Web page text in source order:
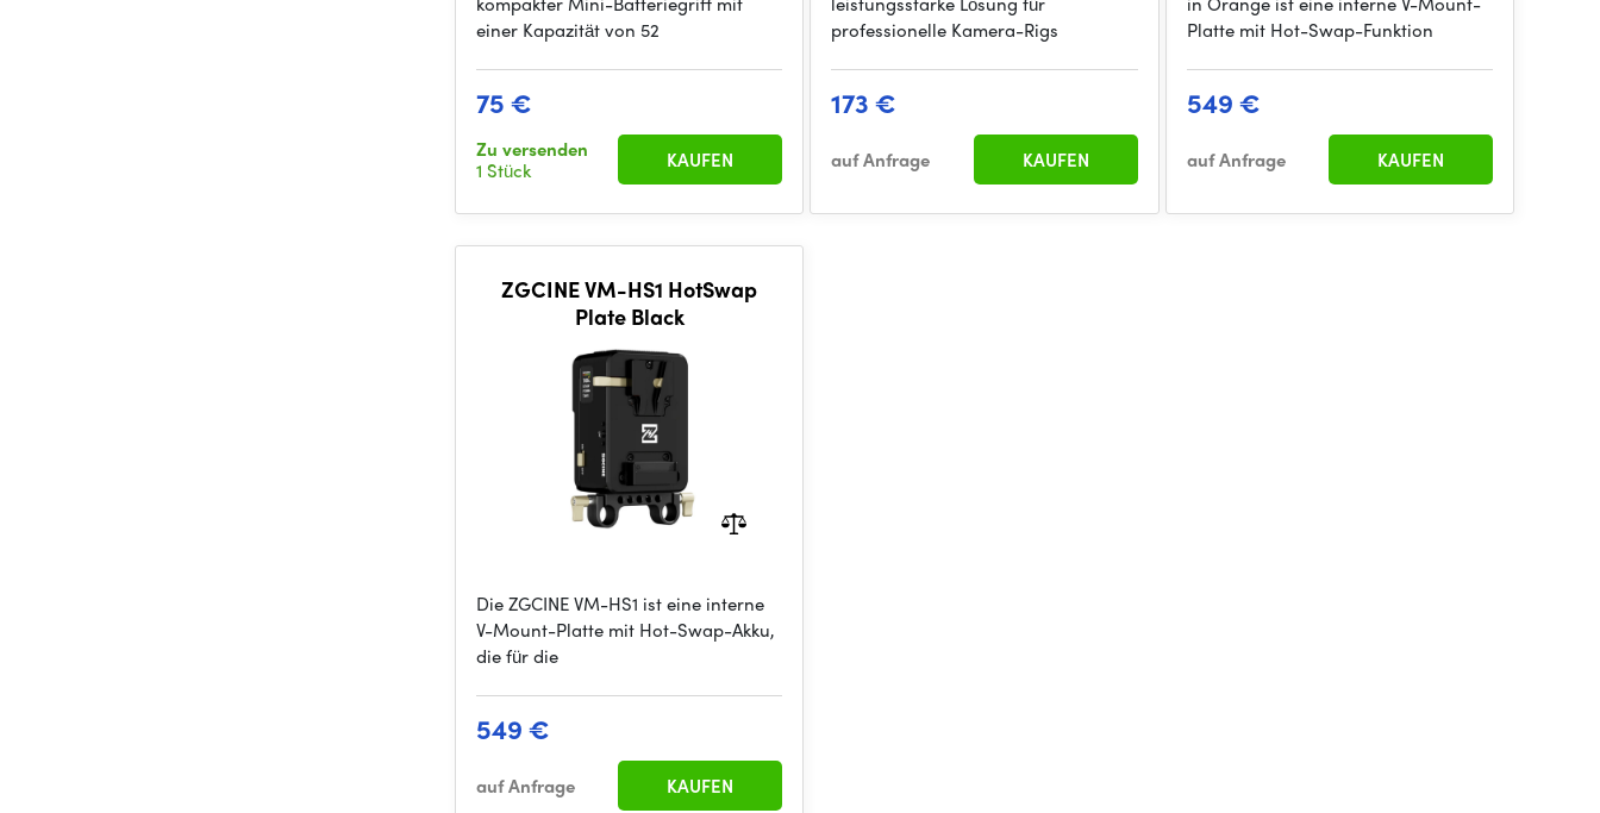
einer Kapazität von 52
75 €
Zu versenden
1 Stück
KAUFEN
professionelle Kamera-Rigs
173 €
auf Anfrage KAUFEN
Platte mit Hot-Swap-Funktion
549 €
auf Anfrage KAUFEN
ZGCINE VM-HS1 HotSwap
Plate Black
Die ZGCINE VM-HS1 ist eine interne
V-Mount-Platte mit Hot-Swap-Akku,
die für die
549 €
auf Anfrage KAUFEN